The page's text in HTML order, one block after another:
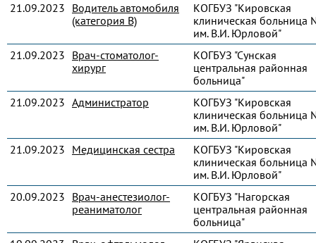
21.09.2023 Водитель автомобиля
(категория В)
КОГБУЗ "Кировская
клиническая больница
им. В.И. Юрловой"
21.09.2023 Врач-стоматолог-
хирург
КОГБУЗ "Сунская
центральная районная
больница"
21.09.2023 Администратор
КОГБУЗ "Кировская
клиническая больница
им. В.И. Юрловой"
21.09.2023 Медицинская сестра
КОГБУЗ "Кировская
клиническая больница
им. В.И. Юрловой"
20.09.2023 Врач-анестезиолог-
реаниматолог
КОГБУЗ "Нагорская
центральная районная
больница"